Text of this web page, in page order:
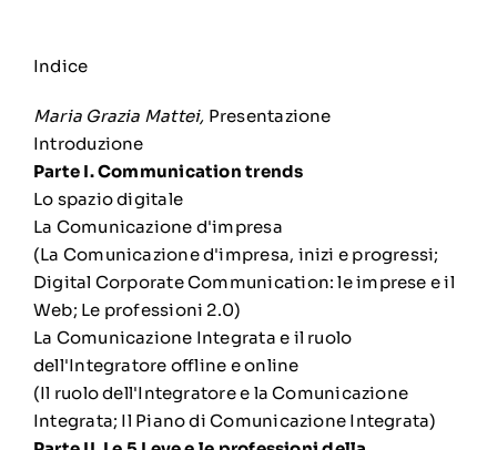
Indice
Maria Grazia Mattei, Presentazione
Introduzione
Parte I. Communication trends
Lo spazio digitale
La Comunicazione d'impresa
(La Comunicazione d'impresa, inizi e progressi;
Digital Corporate Communication: le imprese e il
Web; Le professioni 2.0)
La Comunicazione Integrata e il ruolo
dell'Integratore offline e online
(Il ruolo dell'Integratore e la Comunicazione
Integrata; Il Piano di Comunicazione Integrata)